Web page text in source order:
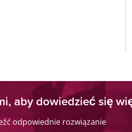
aby dowiedzieć się
odpowiednie rozwiązanie